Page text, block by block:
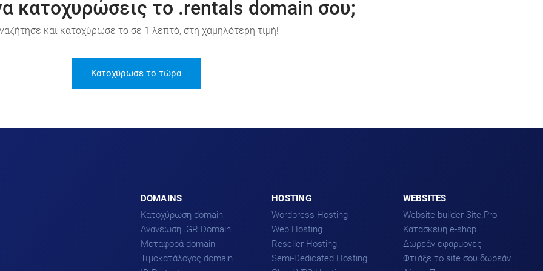
κατοχυρώσεις το .rentals domain σου;
και κατοχύρωσέ το σε 1 λεπτό, στη χαμηλότερη τιμή!
Κατοχύρωσε το τώρα
DOMAINS
Κατοχύρωση domain
Ανανέωση .GR Domain
Μεταφορά domain
Τιμοκατάλογος domain
HOSTING
Wordpress Hosting
Web Hosting
Reseller Hosting
Semi-Dedicated Hosting
WEBSITES
Website builder Site.Pro
Kατασκευή e-shop
Δωρεάν εφαρμογές
Φτιάξε το site σου δωρεάν